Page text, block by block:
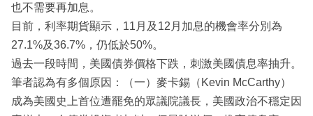
也不需要再加息。
目前，利率期貨顯示，11月及12月加息的機會率分別為
27.1%及36.7%，仍低於50%。
過去一段時間，美國債券價格下跌，刺激美國債息率抽升。
筆者認為有多個原因：（一）麥卡錫（Kevin McCarthy）
成為美國史上首位遭罷免的眾議院議長，美國政治不穩定因